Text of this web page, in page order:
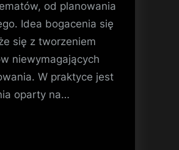
od planowania
Idea bogacenia się
się z tworzeniem
niewymagających
W praktyce jest
oparty na…